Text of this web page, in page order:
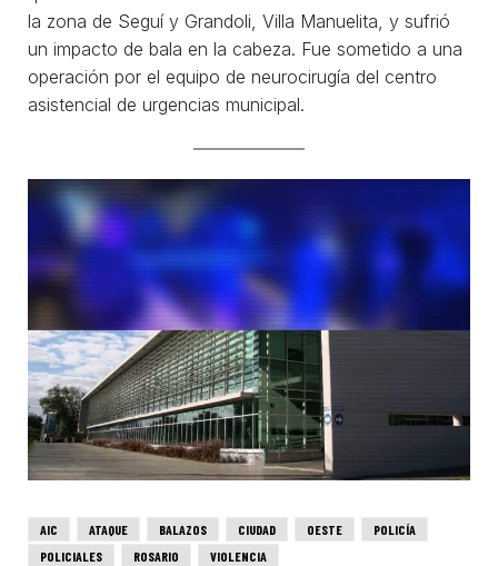
la zona de Seguí y Grandoli, Villa Manuelita, y sufrió
un impacto de bala en la cabeza. Fue sometido a una
operación por el equipo de neurocirugía del centro
asistencial de urgencias municipal.
AIC ATAQUE BALAZOS CIUDAD OESTE
POLICÍA
POLICIALES
ROSARIO VIOLENCIA